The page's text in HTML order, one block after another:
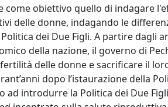
come obiettivo quello di indagare
delle donne, indagando le
dei Due Figli. A partire dagli
della nazione, il governo di
delle donne e sacrificare il
dopo l’istaurazione della
ad introdurre la Politica dei Due